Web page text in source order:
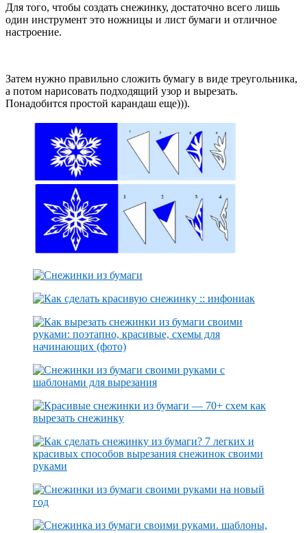
Для того, чтобы создать снежинку, достаточно всего лишь
один инструмент это ножницы и лист бумаги и отличное
настроение.
Затем нужно правильно сложить бумагу в виде треугольника,
а потом нарисовать подходящий узор и вырезать.
Понадобится простой карандаш еще))).